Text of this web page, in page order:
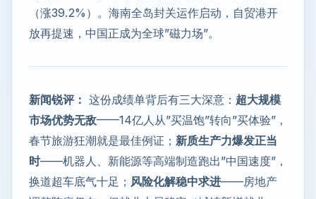
（涨39.2%）。海南全岛封关运作启动，自贸港开
放再提速，中国正成为全球”磁力场”。
新闻锐评： 这份成绩单背后有三大深意： 超大规模
市场优势无敌——14亿人从”买温饱”转向”买体验”，
春节旅游狂潮就是最佳例证； 新质生产力爆发正当
时——机器人、新能源等高端制造跑出”中国速度”，
换道超车底气十足； 风险化解稳中求进——房地产